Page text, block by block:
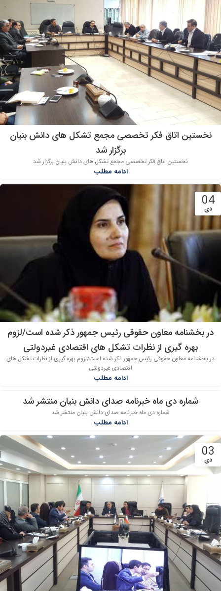
نخستین اتاق فکر تخصصی مجمع تشکل های دانش بنیان
برگزار شد
نخستین اتاق فکر تخصصی مجمع تشکل های دانش بنیان برگزار شد
ادامه مطلب
04
دی
در بخشنامه معاون حقوقی رئیس جمهور ذکر شده است/لزوم
بهره گیری از نظرات تشکل های اقتصادی غیردولتی
در بخشنامه معاون حقوقی رئیس جمهور ذکر شده است/لزوم بهره گیری از نظرات تشکل های
اقتصادی غیردولتی
ادامه مطلب
شماره دی ماه خبرنامه صدای دانش بنیان منتشر شد
شماره دی ماه خبرنامه صدای دانش بنیان منتشر شد
ادامه مطلب
03
دی